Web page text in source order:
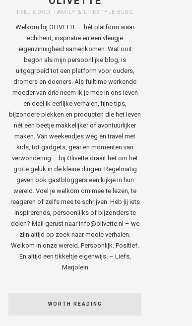
FEEL GOOD, FAMILY & LIFESTYLE BLOG
Welkom bij OLIVETTE – hét platform waar
echtheid, inspiratie en een vleugje
eigenzinnigheid samenkomen. Wat ooit
begon als mijn persoonlijke blog, is
uitgegroeid tot een platform voor ouders,
dromers en doeners. Als fulltime werkende
moeder van drie neem ik je mee in ons leven
en deel ik eerlijke verhalen, fijne tips,
bijzondere plekken en producten die het leven
nét een beetje makkelijker of avontuurlijker
maken. Van weekendjes weg en travel met
kids, tot gadgets, gear en momenten van
verwondering – bij Olivette draait het om het
grote geluk in de kleine dingen. Regelmatig
geven ook gastbloggers een kijkje in hun
wereld. Voel je welkom om mee te lezen, te
reageren of zelfs mee te schrijven. Heb jij iets
inspirerends, persoonlijks of bijzonders te
delen? Mail gerust naar info@olivette.nl – we
zijn altijd op zoek naar mooie verhalen.
Welkom in onze wereld. Persoonlijk. Positief.
En altijd een tikkeltje eigenwijs. – Liefs,
Marjolein
WORTH READING